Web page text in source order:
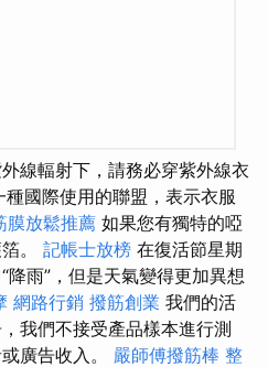
線輻射下，請務必穿紫外線衣
種國際使用的聯盟，表示衣服
膜放鬆推薦 如果您有獨特的啞
。 記帳士放榜 在復活節星期
雨”，但是天氣變得更加異想
網路行銷 撥筋創業 我們的活
我們不接受產品樣本進行測
廣告收入。 嚴師傅撥筋棒 整